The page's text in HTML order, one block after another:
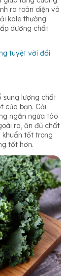
ra toàn diện và
kale thường
dưỡng chất
tuyệt vời đối
sung lượng chất
của bạn. Cải
ngăn ngừa táo
ra, ăn đủ chất
khuẩn tốt trong
tốt hơn.